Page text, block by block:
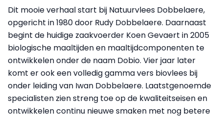
Dit mooie verhaal start bij Natuurvlees Dobbelaere,
opgericht in 1980 door Rudy Dobbelaere. Daarnaast
begint de huidige zaakvoerder Koen Gevaert in 2005
biologische maaltijden en maaltijdcomponenten te
ontwikkelen onder de naam Dobio. Vier jaar later
komt er ook een volledig gamma vers biovlees bij
onder leiding van Iwan Dobbelaere. Laatstgenoemde
specialisten zien streng toe op de kwaliteitseisen en
ontwikkelen continu nieuwe smaken met nog betere